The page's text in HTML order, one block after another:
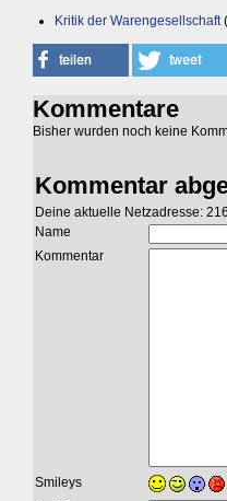
Kritik der Warengesellschaft
Kommentare
Bisher wurden noch keine
Kommentar
Deine aktuelle Netzadresse:
Name
Kommentar
Smileys